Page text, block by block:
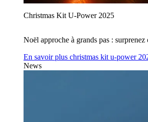
Christmas Kit U‑Power 2025
Noël approche à grands pas :
En savoir plus christmas kit u‑power
News